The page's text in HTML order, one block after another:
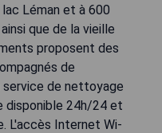
Léman et à 600
que de la vieille
proposent des
de
de nettoyage
disponible 24h/24 et
L'accès Internet Wi-